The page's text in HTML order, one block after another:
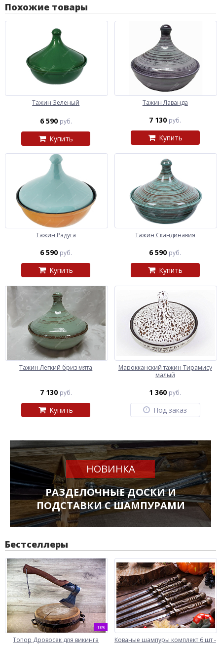
Похожие товары
Тажин Зеленый
6 590 руб.
Купить
Тажин Лаванда
7 130 руб.
Купить
Тажин Радуга
6 590 руб.
Купить
Тажин Скандинавия
6 590 руб.
Купить
Тажин Легкий бриз мята
7 130 руб.
Купить
Марокканский тажин Тирамису
малый
1 360 руб.
Под заказ
НОВИНКА
РАЗДЕЛОЧНЫЕ ДОСКИ И
ПОДСТАВКИ С ШАМПУРАМИ
Бестселлеры
-18%
Топор Дровосек для викинга
Кованые шампуры комплект 6 шт -